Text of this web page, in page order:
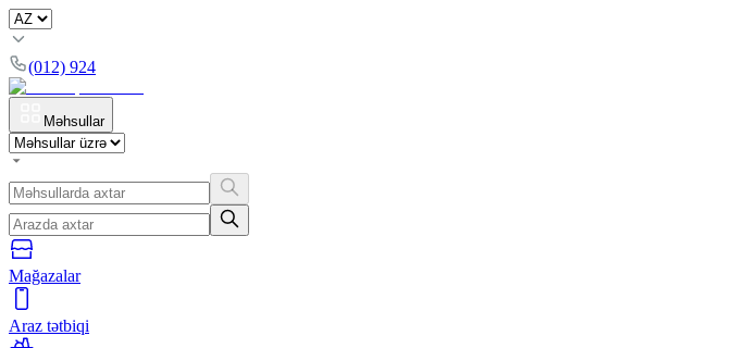
(012) 924
Məhsullar
Mağazalar
Araz tətbiqi